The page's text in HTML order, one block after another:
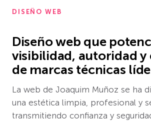
DISEÑO WEB
Diseño web que
visibilidad, autoridad y
de marcas técnicas
La web de Joaquim Muñoz se ha
una estética limpia, profesional y
transmitiendo confianza y